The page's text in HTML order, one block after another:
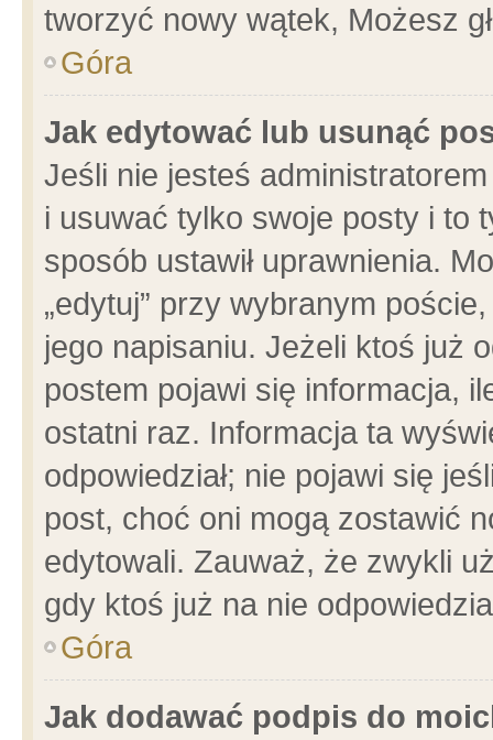
tworzyć nowy wątek, Możesz
Góra
Jak edytować lub usunąć
Jeśli nie jesteś
i usuwać tylko swoje posty i to
sposób ustawił uprawnienia.
„edytuj” przy wybranym
jego napisaniu. Jeżeli ktoś już
postem pojawi się informacja,
ostatni raz. Informacja ta
odpowiedział; nie pojawi się
post, choć oni mogą zostawić
edytowali. Zauważ, że zwykli
gdy ktoś już na nie
Góra
Jak dodawać podpis do